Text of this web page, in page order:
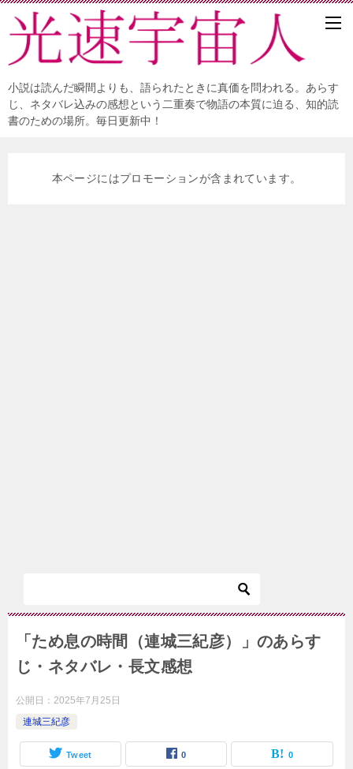
小説は読んだ瞬間よりも、語られたときに真価を問われる。あらす
じ、ネタバレ込みの感想という二重奏で物語の本質に迫る、知的読
書のための場所。毎日更新中！
本ページにはプロモーションが含まれています。
「ため息の時間（連城三紀彦）」のあらす
じ・ネタバレ・長文感想
公開日： 2025年7月25日
連城三紀彦
Tweet 0 0